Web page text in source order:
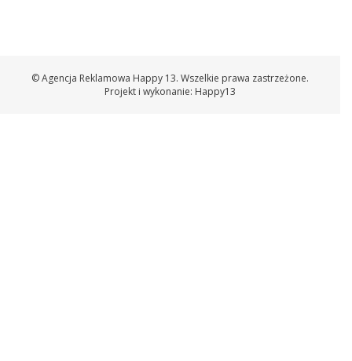
© Agencja Reklamowa Happy 13. Wszelkie prawa zastrzeżone.
Projekt i wykonanie: Happy13